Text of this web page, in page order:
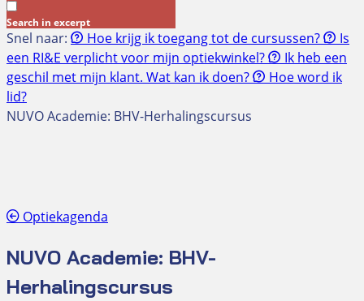
Search in excerpt
Snel naar: Hoe krijg ik toegang tot de cursussen?
Is
een RI&E verplicht voor mijn optiekwinkel?
Ik heb een
geschil met mijn klant. Wat kan ik doen?
Hoe word ik
lid?
NUVO Academie: BHV-Herhalingscursus
Optiekagenda
NUVO Academie: BHV-
Herhalingscursus